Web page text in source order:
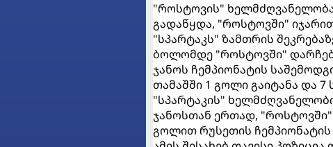
"როსტოვის"
გადაწყდა, "როსტოვში"
"სპარტაკს" ზამთრის
ბოლომდე "როსტოვში"
ჯანოს ჩემპიონატის
თამაშში 1 გოლი გაიტანა და
"სპარტაკის"
ჯანოსთან ერთად,
გოლით რუსეთის